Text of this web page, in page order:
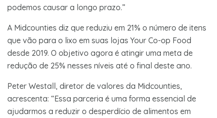
podemos causar a longo prazo.”
A Midcounties diz que reduziu em 21% o número de itens
que vão para o lixo em suas lojas Your Co-op Food
desde 2019. O objetivo agora é atingir uma meta de
redução de 25% nesses níveis até o final deste ano.
Peter Westall, diretor de valores da Midcounties,
acrescenta: “Essa parceria é uma forma essencial de
ajudarmos a reduzir o desperdício de alimentos em